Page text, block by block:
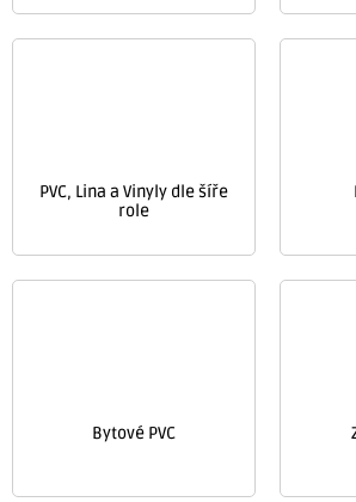
PVC, Lina a Vinyly dle šíře
role
Bytové PVC